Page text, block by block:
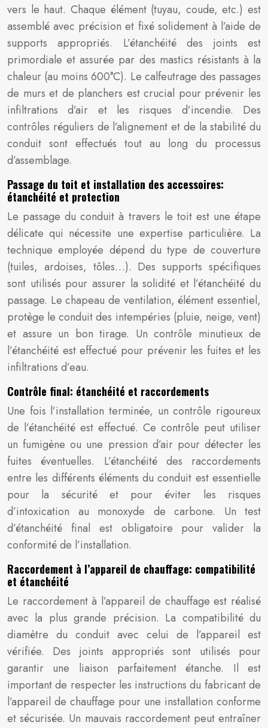
vers le haut. Chaque élément (tuyau, coude, etc.) est
assemblé avec précision et fixé solidement à l’aide de
supports appropriés. L’étanchéité des joints est
primordiale et assurée par des mastics résistants à la
chaleur (au moins 600°C). Le calfeutrage des passages
de murs et de planchers est crucial pour prévenir les
infiltrations d’air et les risques d’incendie. Des
contrôles réguliers de l’alignement et de la stabilité du
conduit sont effectués tout au long du processus
d’assemblage.
Passage du toit et installation des accessoires:
étanchéité et protection
Le passage du conduit à travers le toit est une étape
délicate qui nécessite une expertise particulière. La
technique employée dépend du type de couverture
(tuiles, ardoises, tôles…). Des supports spécifiques
sont utilisés pour assurer la solidité et l’étanchéité du
passage. Le chapeau de ventilation, élément essentiel,
protège le conduit des intempéries (pluie, neige, vent)
et assure un bon tirage. Un contrôle minutieux de
l’étanchéité est effectué pour prévenir les fuites et les
infiltrations d’eau.
Contrôle final: étanchéité et raccordements
Une fois l’installation terminée, un contrôle rigoureux
de l’étanchéité est effectué. Ce contrôle peut utiliser
un fumigène ou une pression d’air pour détecter les
fuites éventuelles. L’étanchéité des raccordements
entre les différents éléments du conduit est essentielle
pour la sécurité et pour éviter les risques
d’intoxication au monoxyde de carbone. Un test
d’étanchéité final est obligatoire pour valider la
conformité de l’installation.
Raccordement à l’appareil de chauffage: compatibilité
et étanchéité
Le raccordement à l’appareil de chauffage est réalisé
avec la plus grande précision. La compatibilité du
diamètre du conduit avec celui de l’appareil est
vérifiée. Des joints appropriés sont utilisés pour
garantir une liaison parfaitement étanche. Il est
important de respecter les instructions du fabricant de
l’appareil de chauffage pour une installation conforme
et sécurisée. Un mauvais raccordement peut entraîner